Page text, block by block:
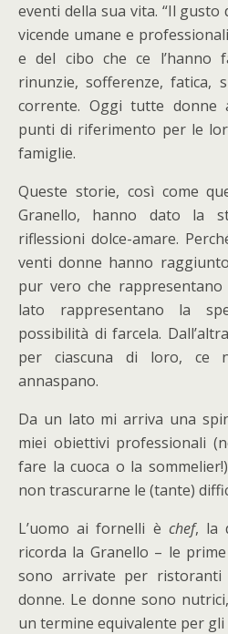
eventi della sua vita. “Il gusto
vicende umane e
e del cibo che ce l’hanno
rinunzie, sofferenze, fatica,
corrente. Oggi tutte donne
punti di riferimento per le
famiglie.
Queste storie, così come
Granello, hanno dato la
riflessioni dolce-amare.
venti donne hanno
pur vero che
lato rappresentano la
possibilità di farcela.
per ciascuna di loro, ce
annaspano.
Da un lato mi arriva una
miei obiettivi professionali
fare la cuoca o la
non trascurarne le (tante)
L’uomo ai fornelli è chef, la
ricorda la Granello – le
sono arrivate per ristoranti
donne. Le donne sono
un termine equivalente per gli